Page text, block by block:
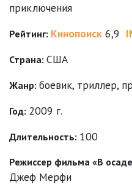
приключения
Рейтинг: Кинопоиск 6,9
Страна: США
Жанр: боевик, триллер,
Год: 2009 г.
Длительность: 100
Режиссер фильма «В
Джеф Мерфи